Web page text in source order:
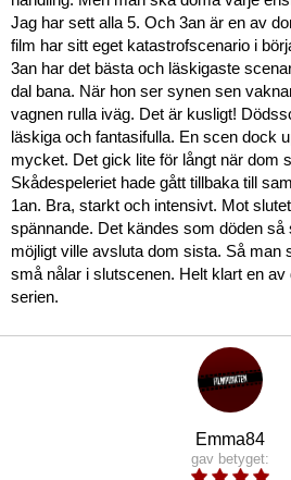
Jag har sett alla 5. Och 3an är en av
film har sitt eget katastrofscenario i
3an har det bästa och läskigaste
dal bana. När hon ser synen sen
vagnen rulla iväg. Det är kusligt!
läskiga och fantasifulla. En scen dock
mycket. Det gick lite för långt när dom
Skådespeleriet hade gått tillbaka till
1an. Bra, starkt och intensivt. Mot
spännande. Det kändes som döden så
möjligt ville avsluta dom sista. Så man
små nålar i slutscenen. Helt klart en av
serien.
Emma84
gav betyget: